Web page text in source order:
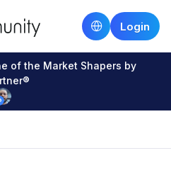
Login
of the Market Shapers by